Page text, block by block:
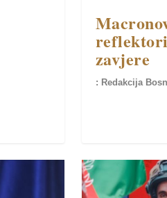
zavjere
Redakcija